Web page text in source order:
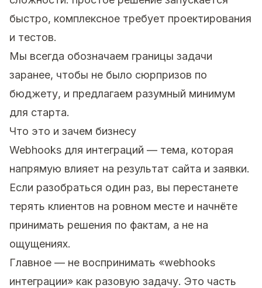
быстро, комплексное требует проектирования
и тестов.
Мы всегда обозначаем границы задачи
заранее, чтобы не было сюрпризов по
бюджету, и предлагаем разумный минимум
для старта.
Что это и зачем бизнесу
Webhooks для интеграций — тема, которая
напрямую влияет на результат сайта и заявки.
Если разобраться один раз, вы перестанете
терять клиентов на ровном месте и начнёте
принимать решения по фактам, а не на
ощущениях.
Главное — не воспринимать «webhooks
интеграции» как разовую задачу. Это часть